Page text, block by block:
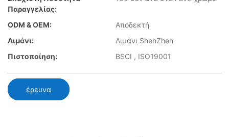
Παραγγελίας:
ODM & OEM:
Αποδεκτή
Λιμάνι:
Λιμάνι ShenZhen
Πιστοποίηση:
BSCI , ISO19001
έρευνα